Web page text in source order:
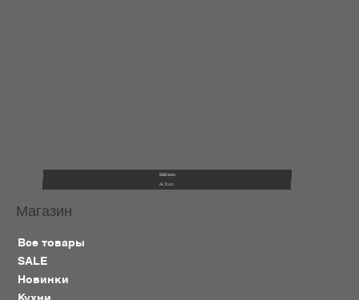
B&B Italia
ALTcoin
Магазин
Все товары
SALE
Новинки